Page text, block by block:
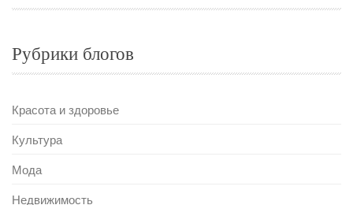
Рубрики блогов
Красота и здоровье
Культура
Мода
Недвижимость